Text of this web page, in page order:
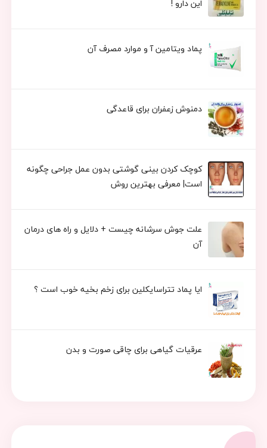
این دارو !
پماد ویتامین آ و موارد مصرف آن
دمنوش زعفران برای قاعدگی
کوچک کردن بینی گوشتی بدون عمل جراحی چگونه
است| معرفی بهترین روش
علت جوش سرشانه چیست + دلایل و راه های درمان
آن
ایا پماد تتراسایکلین برای زخم بخیه خوب است ؟
عرقیات گیاهی برای چاقی صورت و بدن